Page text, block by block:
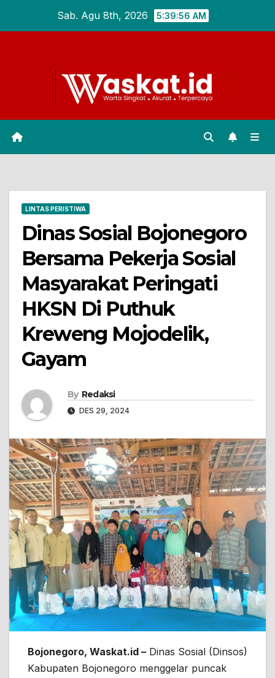
Sab. Agu 8th, 2026 5:39:57 AM
LINTAS PERISTIWA
Dinas Sosial Bojonegoro
Bersama Pekerja Sosial
Masyarakat Peringati
HKSN Di Puthuk
Kreweng Mojodelik,
Gayam
By Redaksi
DES 29, 2024
Bojonegoro, Waskat.id – Dinas Sosial (Dinsos)
Kabupaten Bojonegoro menggelar puncak